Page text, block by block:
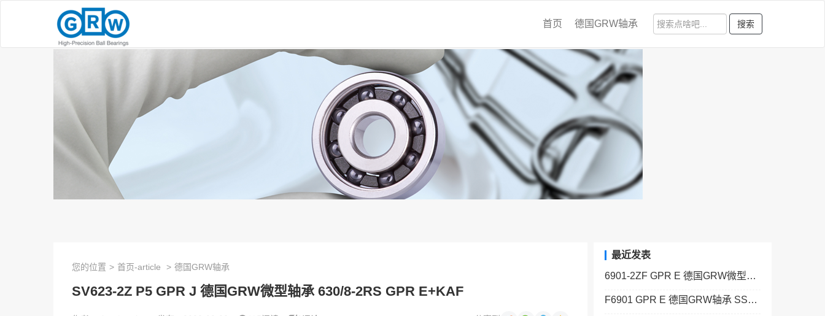
搜索
首页 德国GRW轴承
您的位置 > 首页-article > 德国GRW轴承
SV623-2Z P5 GPR J 德国GRW微型轴承 630/8-2RS GPR E+KAF
最近发表
6901-2ZF GPR E 德国GRW微型轴承 SSF688-2Z ABEC5 K25 GPR J
F6901 GPR E 德国GRW轴承 SS693-2Z GPR J